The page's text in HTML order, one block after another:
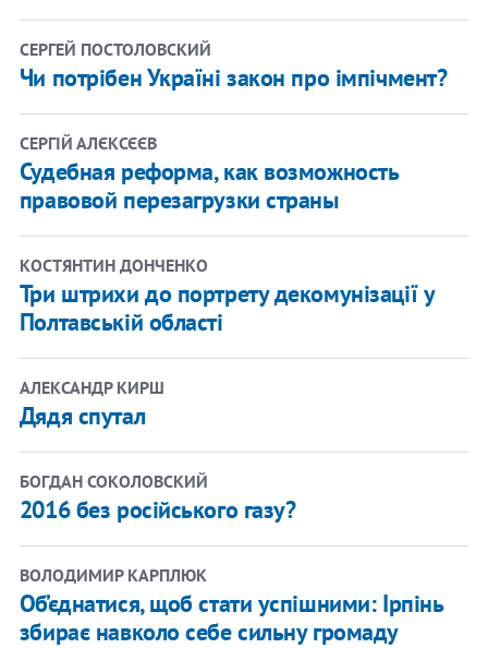
СЕРГЕЙ ПОСТОЛОВСКИЙ
Чи потрібен Україні закон про імпічмент?
СЕРГІЙ АЛЄКСЄЄВ
Судебная реформа, как возможность
правовой перезагрузки страны
КОСТЯНТИН ДОНЧЕНКО
Три штрихи до портрету декомунізації у
Полтавській області
АЛЕКСАНДР КИРШ
Дядя спутал
БОГДАН СОКОЛОВСКИЙ
2016 без російського газу?
ВОЛОДИМИР КАРПЛЮК
Об’єднатися, щоб стати успішними: Ірпінь
збирає навколо себе сильну громаду